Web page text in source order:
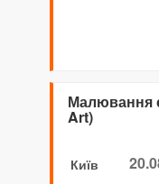
Малювання
Art)
Київ